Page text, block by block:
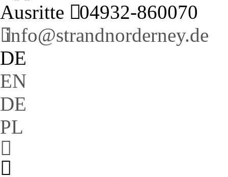
Ausritte 04932-860070
info@strandnorderney.de
DE
EN
DE
PL